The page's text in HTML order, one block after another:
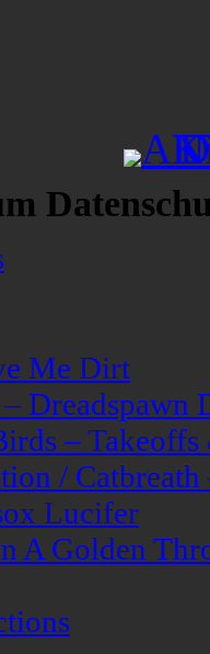
Me Dirt
Dreadspawn
–
/
Lucifer
A Golden